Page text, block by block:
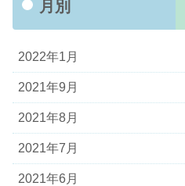
月別
2022年1月
2021年9月
2021年8月
2021年7月
2021年6月